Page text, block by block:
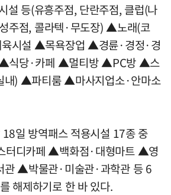
설 등(유흥주점, 단란주점, 클럽(나
주점, 콜라텍·무도장) ▲노래(코
시설 ▲목욕장업 ▲경륜·경정·경
▲식당·카페 ▲멀티방 ▲PC방 ▲스
내) ▲파티룸 ▲마사지업소·안마소
일 방역패스 적용시설 17종 중
디카페 ▲백화점·대형마트 ▲영
▲박물관·미술관·과학관 등 6
해제하기로 한 바 있다.